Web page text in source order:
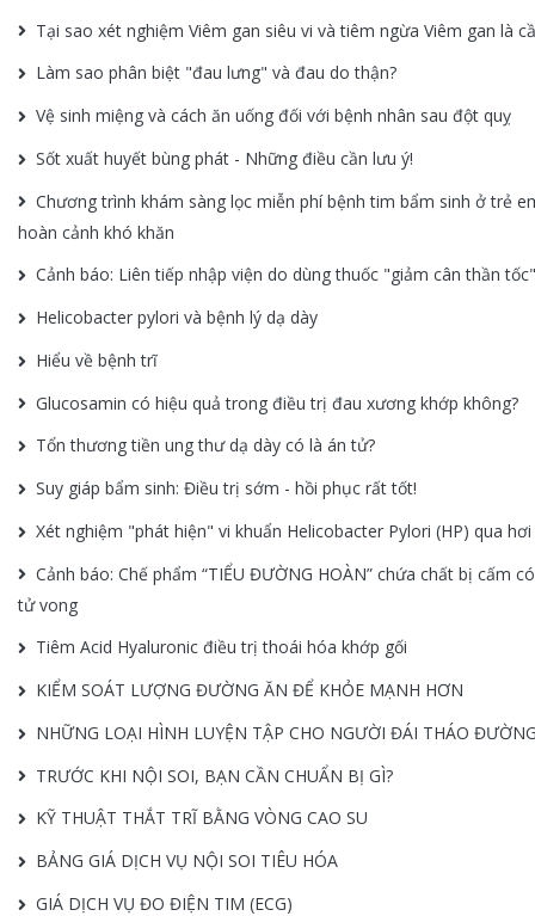
Tại sao xét nghiệm Viêm gan siêu vi và tiêm ngừa Viêm gan là
Làm sao phân biệt "đau lưng" và đau do thận?
Vệ sinh miệng và cách ăn uống đối với bệnh nhân sau đột quỵ
Sốt xuất huyết bùng phát - Những điều cần lưu ý!
Chương trình khám sàng lọc miễn phí bệnh tim bẩm sinh ở trẻ
hoàn cảnh khó khăn
Cảnh báo: Liên tiếp nhập viện do dùng thuốc "giảm cân thần tốc"
Helicobacter pylori và bệnh lý dạ dày
Hiểu về bệnh trĩ
Glucosamin có hiệu quả trong điều trị đau xương khớp không?
Tổn thương tiền ung thư dạ dày có là án tử?
Suy giáp bẩm sinh: Điều trị sớm - hồi phục rất tốt!
Xét nghiệm "phát hiện" vi khuẩn Helicobacter Pylori (HP) qua
Cảnh báo: Chế phẩm “TIỂU ĐƯỜNG HOÀN” chứa chất bị cấm
tử vong
Tiêm Acid Hyaluronic điều trị thoái hóa khớp gối
KIỂM SOÁT LƯỢNG ĐƯỜNG ĂN ĐỂ KHỎE MẠNH HƠN
NHỮNG LOẠI HÌNH LUYỆN TẬP CHO NGƯỜI ĐÁI THÁO
TRƯỚC KHI NỘI SOI, BẠN CẦN CHUẨN BỊ GÌ?
KỸ THUẬT THẮT TRĨ BẰNG VÒNG CAO SU
BẢNG GIÁ DỊCH VỤ NỘI SOI TIÊU HÓA
GIÁ DỊCH VỤ ĐO ĐIỆN TIM (ECG)